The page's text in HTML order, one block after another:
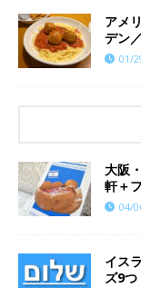
アメ
デン
01/
大阪
軒＋
04/
イス
ズ9つ